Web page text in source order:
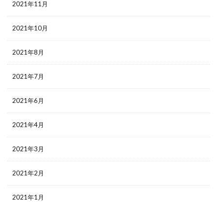
2021年11月
2021年10月
2021年8月
2021年7月
2021年6月
2021年4月
2021年3月
2021年2月
2021年1月